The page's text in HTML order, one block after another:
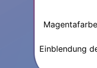
Einblendung